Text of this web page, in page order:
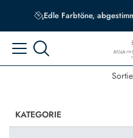
Edle Farbtöne,
KATEGORIE